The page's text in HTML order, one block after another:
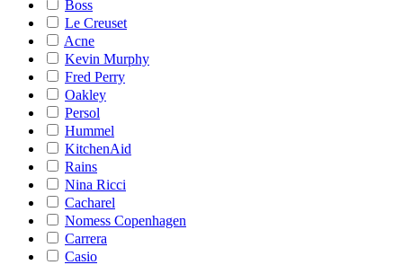
Boss
Le Creuset
Acne
Kevin Murphy
Fred Perry
Oakley
Persol
Hummel
KitchenAid
Rains
Nina Ricci
Cacharel
Nomess Copenhagen
Carrera
Casio